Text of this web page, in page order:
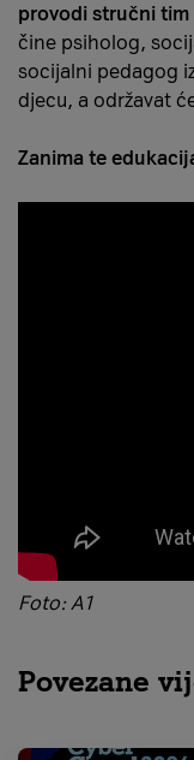
provodi stručni
čine psiholog,
socijalni pedagog
djecu, a održavat
Zanima te
Foto: A1
Povezane